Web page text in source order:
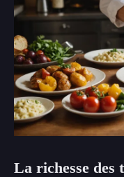
La richesse